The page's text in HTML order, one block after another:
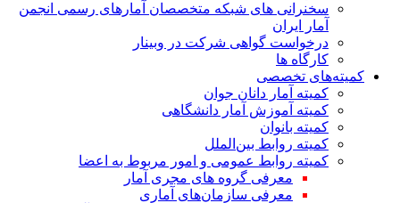
سخنرانی های شبکه متخصصان آمارهای رسمی انجمن
آمار ایران
درخواست گواهی شرکت در وبینار
کارگاه ها
کمیته‌های تخصصی
کمیته آمار دانان جوان
کمیته آموزش آمار دانشگاهی
کمیته بانوان
کمیته روابط بین‌الملل
کمیته روابط عمومی و امور مربوط به اعضا
معرفی گروه های مجری آمار
معرفی سازمان‌های آماری